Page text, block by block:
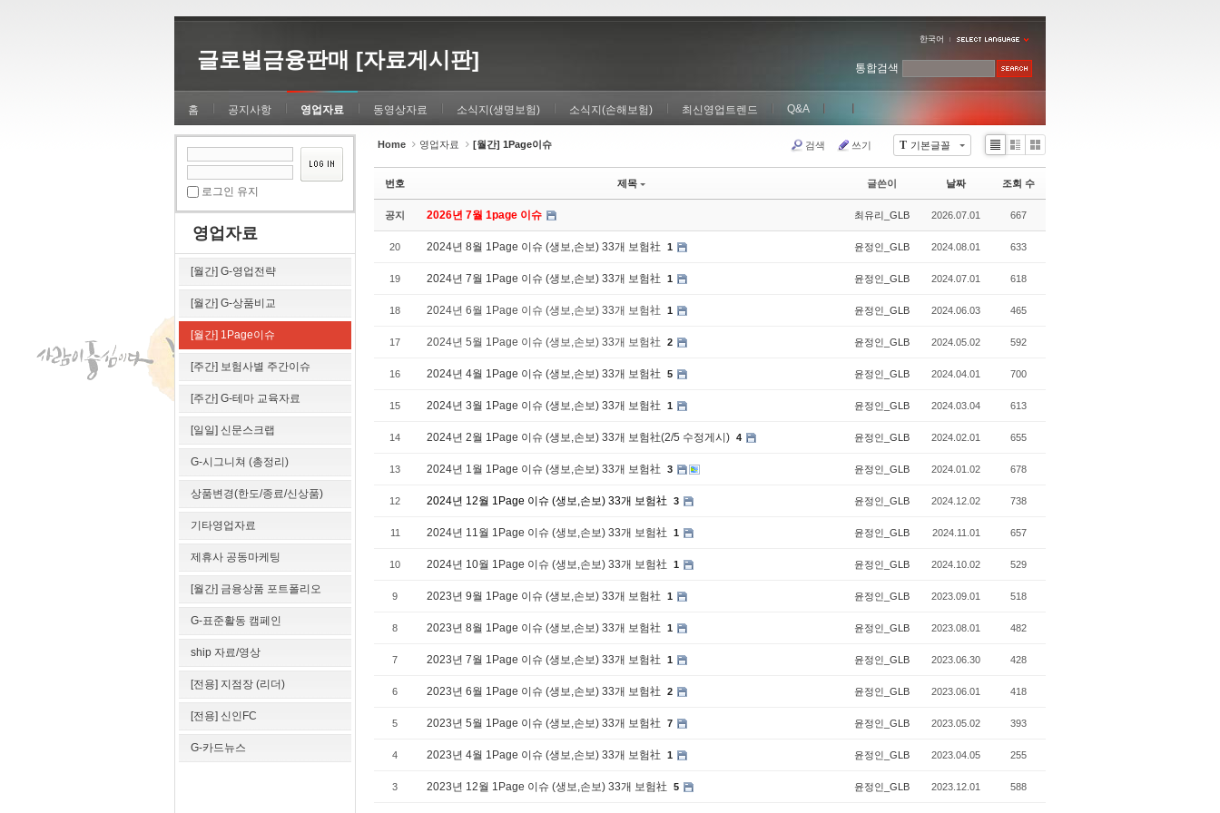
글로벌금융판매 [자료게시판]
한국어
홈 공지사항 영업자료 동영상자료 소식지(생명보험) 소식지(손해보험) 최신영업트렌드 Q&A
통합검색
로그인 유지
영업자료
[월간] G-영업전략
[월간] G-상품비교
[월간] 1Page이슈
[주간] 보험사별 주간이슈
[주간] G-테마 교육자료
[일일] 신문스크랩
G-시그니쳐 (총정리)
상품변경(한도/종료/신상품)
기타영업자료
제휴사 공동마케팅
[월간] 금융상품 포트폴리오
G-표준활동 캠페인
ship 자료/영상
[전용] 지점장 (리더)
[전용] 신인FC
G-카드뉴스
Home 영업자료 [월간] 1Page이슈 T 기본글꼴
검색 쓰기
Li
Zi
e
G
le
번호 제목 글쓴이 날짜 조회 수
공지 2026년 7월 1page 이슈 최유리_GLB 2026.07.01 667
20 2024년 8월 1Page 이슈 (생보,손보) 33개 보험社 1 윤정인_GLB 2024.08.01 633
19 2024년 7월 1Page 이슈 (생보,손보) 33개 보험社 1 윤정인_GLB 2024.07.01 618
18 2024년 6월 1Page 이슈 (생보,손보) 33개 보험社 1 윤정인_GLB 2024.06.03 465
17 2024년 5월 1Page 이슈 (생보,손보) 33개 보험社 2 윤정인_GLB 2024.05.02 592
16 2024년 4월 1Page 이슈 (생보,손보) 33개 보험社 5 윤정인_GLB 2024.04.01 700
15 2024년 3월 1Page 이슈 (생보,손보) 33개 보험社 1 윤정인_GLB 2024.03.04 613
14 2024년 2월 1Page 이슈 (생보,손보) 33개 보험社(2/5 수정게시) 4 윤정인_GLB 2024.02.01 655
13 2024년 1월 1Page 이슈 (생보,손보) 33개 보험社 3 윤정인_GLB 2024.01.02 678
12 2024년 12월 1Page 이슈 (생보,손보) 33개 보험社 3 윤정인_GLB 2024.12.02 738
11 2024년 11월 1Page 이슈 (생보,손보) 33개 보험社 1 윤정인_GLB 2024.11.01 657
10 2024년 10월 1Page 이슈 (생보,손보) 33개 보험社 1 윤정인_GLB 2024.10.02 529
9 2023년 9월 1Page 이슈 (생보,손보) 33개 보험社 1 윤정인_GLB 2023.09.01 518
8 2023년 8월 1Page 이슈 (생보,손보) 33개 보험社 1 윤정인_GLB 2023.08.01 482
7 2023년 7월 1Page 이슈 (생보,손보) 33개 보험社 1 윤정인_GLB 2023.06.30 428
6 2023년 6월 1Page 이슈 (생보,손보) 33개 보험社 2 윤정인_GLB 2023.06.01 418
5 2023년 5월 1Page 이슈 (생보,손보) 33개 보험社 7 윤정인_GLB 2023.05.02 393
4 2023년 4월 1Page 이슈 (생보,손보) 33개 보험社 1 윤정인_GLB 2023.04.05 255
3 2023년 12월 1Page 이슈 (생보,손보) 33개 보험社 5 윤정인_GLB 2023.12.01 588
Sketchbook5, 스케치북5
Sketchbook5, 스케치북5
Sketchbook5, 스케치북5
Sketchbook5, 스케치북5